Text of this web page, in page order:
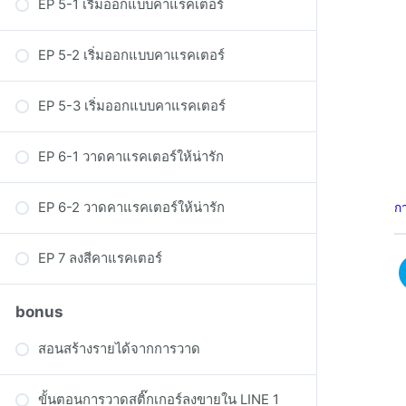
EP 5-1 เริ่มออกแบบคาแรคเตอร์
EP 5-2 เริ่มออกแบบคาแรคเตอร์
EP 5-3 เริ่มออกแบบคาแรคเตอร์
EP 6-1 วาดคาแรคเตอร์ให้น่ารัก
EP 6-2 วาดคาแรคเตอร์ให้น่ารัก
EP 7 ลงสีคาแรคเตอร์
bonus
สอนสร้างรายได้จากการวาด
ขั้นตอนการวาดสติ๊กเกอร์ลงขายใน LINE 1
ก
สำหรับคนที่อยากวาดรูประบายสีสวยขึ้น